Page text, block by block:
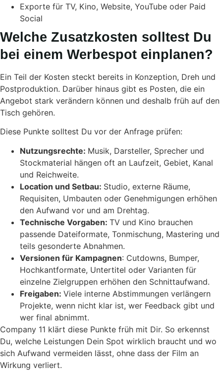
Exporte für TV, Kino, Website, YouTube oder Paid
Social
Welche Zusatzkosten solltest Du
bei einem Werbespot einplanen?
Ein Teil der Kosten steckt bereits in Konzeption, Dreh und
Postproduktion. Darüber hinaus gibt es Posten, die ein
Angebot stark verändern können und deshalb früh auf den
Tisch gehören.
Diese Punkte solltest Du vor der Anfrage prüfen:
Nutzungsrechte: Musik, Darsteller, Sprecher und
Stockmaterial hängen oft an Laufzeit, Gebiet, Kanal
und Reichweite.
Location und Setbau: Studio, externe Räume,
Requisiten, Umbauten oder Genehmigungen erhöhen
den Aufwand vor und am Drehtag.
Technische Vorgaben: TV und Kino brauchen
passende Dateiformate, Tonmischung, Mastering und
teils gesonderte Abnahmen.
Versionen für Kampagnen: Cutdowns, Bumper,
Hochkantformate, Untertitel oder Varianten für
einzelne Zielgruppen erhöhen den Schnittaufwand.
Freigaben: Viele interne Abstimmungen verlängern
Projekte, wenn nicht klar ist, wer Feedback gibt und
wer final abnimmt.
Company 11 klärt diese Punkte früh mit Dir. So erkennst
Du, welche Leistungen Dein Spot wirklich braucht und wo
sich Aufwand vermeiden lässt, ohne dass der Film an
Wirkung verliert.